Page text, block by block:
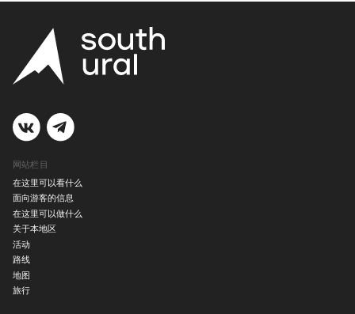
网站栏目
在这里可以看什么
面向游客的信息
在这里可以做什么
关于本地区
活动
路线
地图
旅行